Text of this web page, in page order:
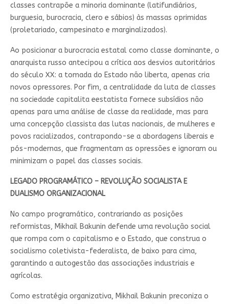
classes contrapõe a minoria dominante (latifundiários,
burguesia, burocracia, clero e sábios) às massas oprimidas
(proletariado, campesinato e marginalizados).
Ao posicionar a burocracia estatal como classe dominante, o
anarquista russo antecipou a crítica aos desvios autoritários
do século XX: a tomada do Estado não liberta, apenas cria
novos opressores. Por fim, a centralidade da luta de classes
na sociedade capitalita eestatista fornece subsídios não
apenas para uma análise de classe da realidade, mas para
uma concepção classista das lutas nacionais, de mulheres e
povos racializados, contrapondo-se a abordagens liberais e
pós-modernas, que fragmentam as opressões e ignoram ou
minimizam o papel das classes sociais.
LEGADO PROGRAMÁTICO – REVOLUÇÃO SOCIALISTA E
DUALISMO ORGANIZACIONAL
No campo programático, contrariando as posições
reformistas, Mikhail Bakunin defende uma revolução social
que rompa com o capitalismo e o Estado, que construa o
socialismo coletivista-federalista, de baixo para cima,
garantindo a autogestão das associações industriais e
agrícolas.
Como estratégia organizativa, Mikhail Bakunin preconiza o